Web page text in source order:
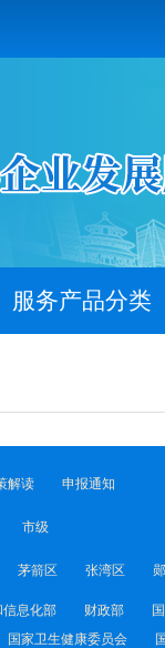
服务产品分类
解读 申报通知
市级
茅箭区 张湾区
信息化部 财政部
国家卫生健康委员会